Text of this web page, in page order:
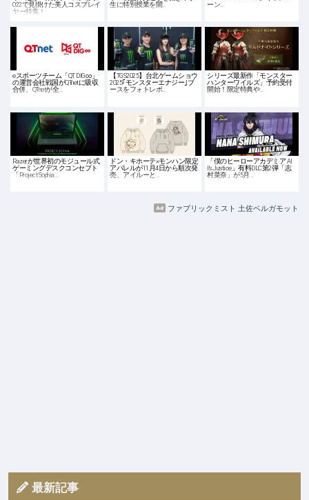
022で見掛けた美人コスプレイ
ヤー特集！
生に特別授業を開…
ーン…
eスポーツチーム「QT DIG∞」
の運営会社戦国がQTnetに吸収
合併、QTnetが全…
【TGS2025】台北ゲームショウ
2025｢モンスターエナジー｣ブ
ースをフォトレポ…
シリーズ最新作「モンスター
ハンターワイルズ」予約受付
開始！限定特典や…
Razerが世界初のモジュール式
ゲーミングデスクコンセプト
「Project Sophia…
ドン・キホーテ×モンハン限定
アパレルが11月4日から順次発
売、アイルーと…
「僕のヒーローアカデミア Al
l's Justice」有料DLC第2弾「志
村菜奈」が5月…
ファブリックミスト 土佐ベルガモット
最新記事